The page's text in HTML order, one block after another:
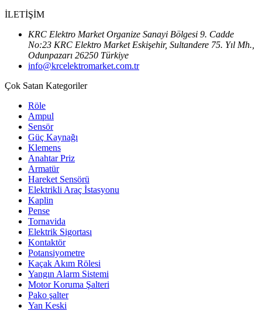
İLETİŞİM
KRC Elektro Market Organize Sanayi Bölgesi 9. Cadde
No:23 KRC Elektro Market Eskişehir, Sultandere 75. Yıl Mh.,
Odunpazarı 26250 Türkiye
info@krcelektromarket.com.tr
Çok Satan Kategoriler
Röle
Ampul
Sensör
Güç Kaynağı
Klemens
Anahtar Priz
Armatür
Hareket Sensörü
Elektrikli Araç İstasyonu
Kaplin
Pense
Tornavida
Elektrik Sigortası
Kontaktör
Potansiyometre
Kaçak Akım Rölesi
Yangın Alarm Sistemi
Motor Koruma Şalteri
Pako şalter
Yan Keski